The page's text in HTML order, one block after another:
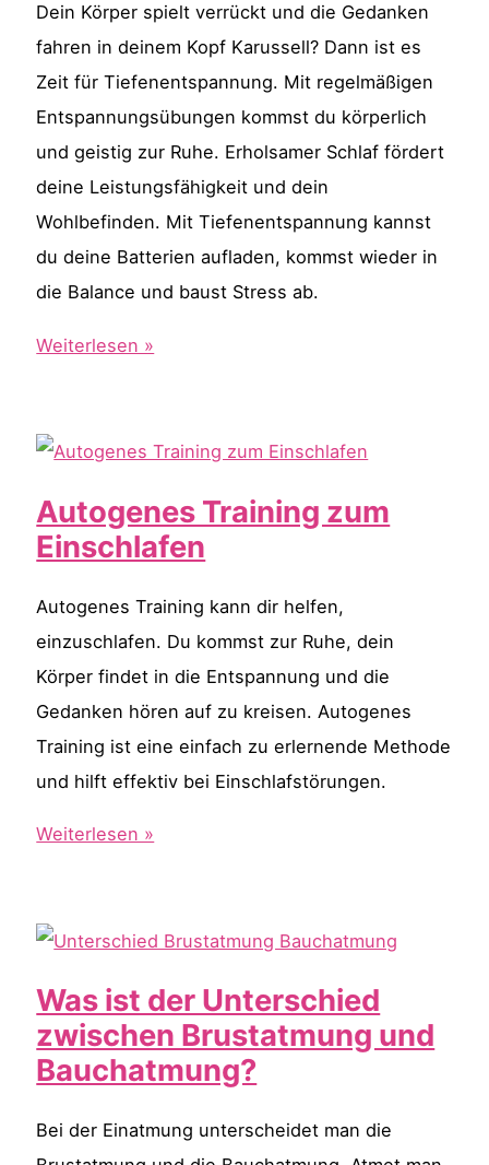
Dein Körper spielt verrückt und die Gedanken
fahren in deinem Kopf Karussell? Dann ist es
Zeit für Tiefenentspannung. Mit regelmäßigen
Entspannungsübungen kommst du körperlich
und geistig zur Ruhe. Erholsamer Schlaf fördert
deine Leistungsfähigkeit und dein
Wohlbefinden. Mit Tiefenentspannung kannst
du deine Batterien aufladen, kommst wieder in
die Balance und baust Stress ab.
Tiefenentspannung
Weiterlesen »
Autogenes Training zum
Einschlafen
Autogenes Training kann dir helfen,
einzuschlafen. Du kommst zur Ruhe, dein
Körper findet in die Entspannung und die
Gedanken hören auf zu kreisen. Autogenes
Training ist eine einfach zu erlernende Methode
und hilft effektiv bei Einschlafstörungen.
Autogenes
Einschlafen
Weiterlesen »
Was ist der Unterschied
zwischen Brustatmung und
Bauchatmung?
Bei der Einatmung unterscheidet man die